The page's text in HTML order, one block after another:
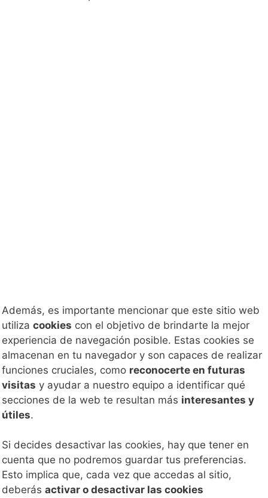
Además, es importante mencionar que este sitio web
utiliza cookies con el objetivo de brindarte la mejor
experiencia de navegación posible. Estas cookies se
almacenan en tu navegador y son capaces de realizar
funciones cruciales, como reconocerte en futuras
visitas y ayudar a nuestro equipo a identificar qué
secciones de la web te resultan más interesantes y
útiles.
Si decides desactivar las cookies, hay que tener en
cuenta que no podremos guardar tus preferencias.
Esto implica que, cada vez que accedas al sitio,
deberás activar o desactivar las cookies